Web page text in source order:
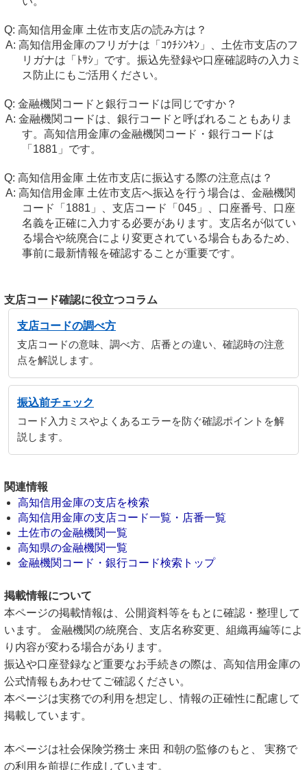
高知信用金庫 土佐市支店の読み方は？
高知信用金庫のフリガナは「ｺｳﾁｼﾝｷﾝ」、土佐市支店のフ
リガナは「ﾄｻｼ」です。振込先登録や口座確認時の入力ミ
ス防止にもご活用ください。
金融機関コードと銀行コードは同じですか？
金融機関コードは、銀行コードと呼ばれることもありま
す。高知信用金庫の金融機関コード・銀行コードは
「1881」です。
高知信用金庫 土佐市支店に振込する際の注意点は？
高知信用金庫 土佐市支店へ振込を行う場合は、金融機関
コード「1881」、支店コード「045」、口座番号、口座
名義を正確に入力する必要があります。支店名が似てい
る場合や統廃合により変更されている場合もあるため、
事前に最新情報を確認することが重要です。
支店コード確認に役立つコラム
支店コードの調べ方
支店コードの意味、調べ方、店番との違い、確認時の注意
点を解説します。
振込前チェック
コード入力ミスやよくあるエラーを防ぐ確認ポイントを解
説します。
関連情報
高知信用金庫の支店を検索
高知信用金庫の支店コード一覧・店番一覧
土佐市の金融機関一覧
高知県の金融機関一覧
金融機関コード・銀行コード検索トップ
掲載情報について
本ページの掲載情報は、公開資料等をもとに確認・整理して
います。 金融機関の統廃合、支店名称変更、組織再編等によ
り内容が変わる場合があります。
振込や口座登録など重要なお手続きの際は、高知信用金庫の
公式情報もあわせてご確認ください。
本ページは実務での利用を想定し、情報の正確性に配慮して
掲載しています。
本ページは社会保険労務士 来田 和朝の監修のもと、 実務で
の利用を前提に作成しています。